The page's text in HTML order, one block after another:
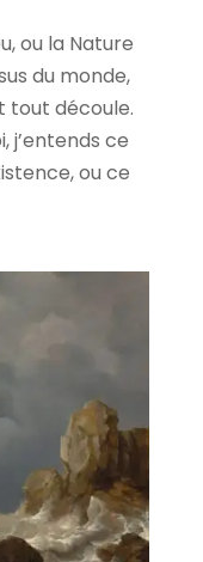
ou la Nature
du monde,
tout découle.
j’entends ce
ou ce